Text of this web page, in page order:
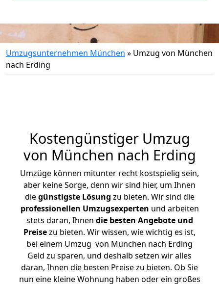
Umzugsunternehmen München » Umzug von München
nach Erding
Kostengünstiger Umzug
von München nach Erding
Umzüge können mitunter recht kostspielig sein,
aber keine Sorge, denn wir sind hier, um Ihnen
diegünstigste Lösung zu bieten. Wir sind die
professionellen Umzugsexperten und arbeiten
stets daran, Ihnen die besten Angebote und
Preisezu bieten. Wir wissen, wie wichtig es ist,
bei einem Umzug von München nach Erding
Geld zu sparen, und deshalb setzen wir alles
daran, Ihnen die besten Preise zu bieten. Ob Sie
nun eine kleine Wohnung haben oder ein großes